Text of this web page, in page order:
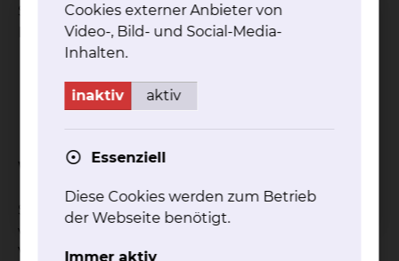
Sie sollten Ihnen nahestehende Personen sowie
Ihren Hausarzt darüber informieren,
haben,
wo Sie diese aufbewahren und
wer Ihr Bevollmächtigter ist.
Wozu braucht man eine Vorsorgevollmacht?
Selbst nahe Angehörige wie z. B. Ehepartner oder
volljährige Kinder benötigen eine solche
Vollmacht, um für schwer erkrankte
Cookies externer Anbieter von
Video-, Bild- und Social-Media-
Inhalten.
inaktiv aktiv
Essenziell
Diese Cookies werden zum Betrieb
der Webseite benötigt.
Immer aktiv